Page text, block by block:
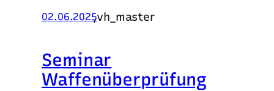
02.06.2025
,vh_master
Seminar
Waffenüberprüfung